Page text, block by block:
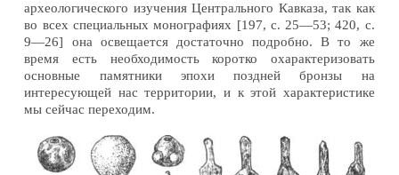
археологического изучения Центрального Кавказа, так как
во всех специальных монографиях [197, с. 25—53; 420, с.
9—26] она освещается достаточно подробно. В то же
время есть необходимость коротко охарактеризовать
основные памятники эпохи поздней бронзы на
интересующей нас территории, и к этой характеристике
мы сейчас переходим.